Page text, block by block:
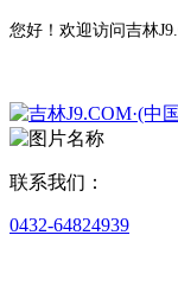
您好！欢迎访问吉林
联系我们：
0432-64824939